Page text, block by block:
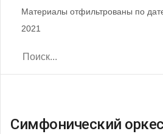
Материалы отфильтрованы по
2021
Симфонический